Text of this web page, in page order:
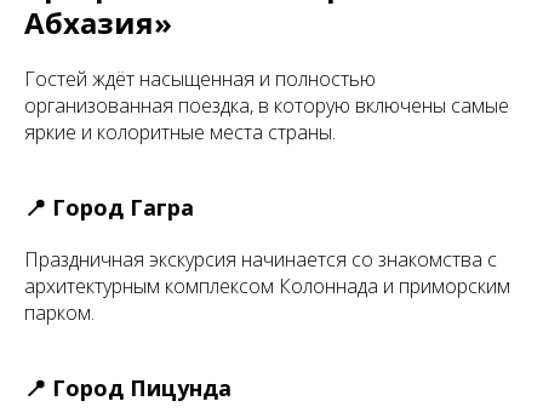
Абхазия»
Гостей ждёт насыщенная и полностью
организованная поездка, в которую включены самые
яркие и колоритные места страны.
📍 Город Гагра
Праздничная экскурсия начинается со знакомства с
архитектурным комплексом Колоннада и приморским
парком.
📍 Город Пицунда